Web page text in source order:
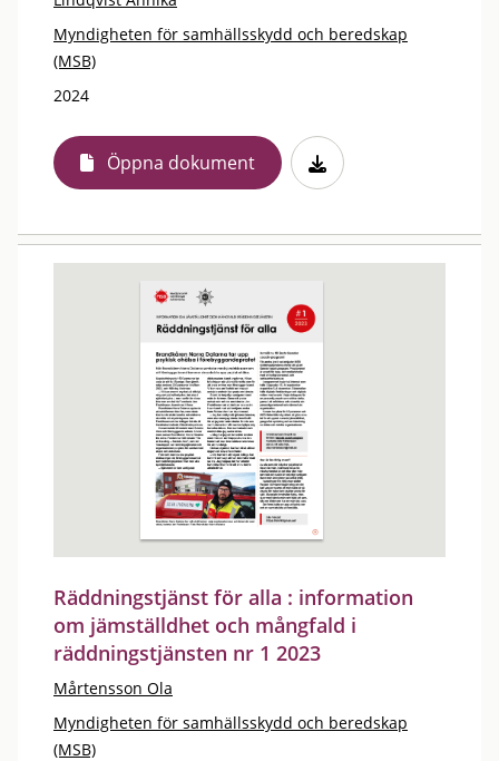
Myndigheten för samhällsskydd och beredskap
(MSB)
2024
Öppna dokument
Räddningstjänst för alla : information
om jämställdhet och mångfald i
räddningstjänsten nr 1 2023
Mårtensson Ola
Myndigheten för samhällsskydd och beredskap
(MSB)